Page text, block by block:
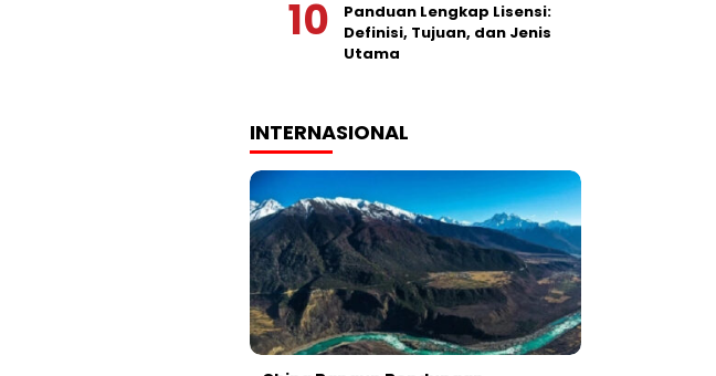
Panduan Lengkap Lisensi:
Definisi, Tujuan, dan Jenis
Utama
INTERNASIONAL